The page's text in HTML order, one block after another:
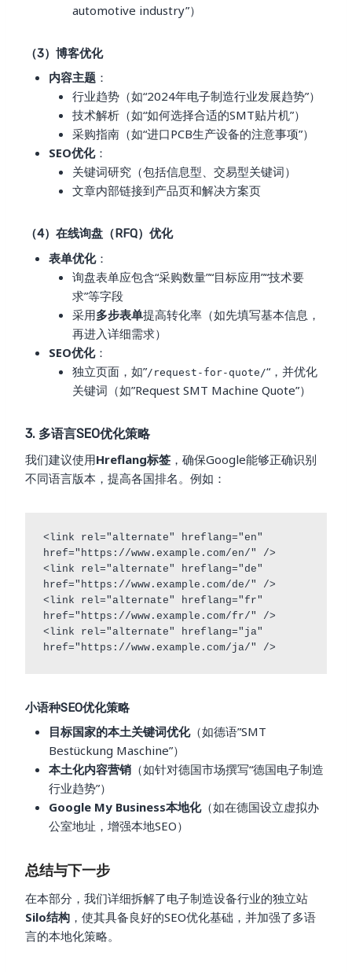
automotive industry”）
（3）博客优化
内容主题 ：
行业趋势（如“2024年电子制造行业发展趋势”）
技术解析（如“如何选择合适的SMT贴片机”）
采购指南（如“进口PCB生产设备的注意事项”）
SEO优化：
关键词研究（包括信息型、交易型关键词）
文章内部链接到产品页和解决方案页
（4）在线询盘（RFQ）优化
表单优化：
询盘表单应包含“采购数量”“目标应用”“技术要
求”等字段
采用多步表单提高转化率（如先填写基本信息，
再进入详细需求）
SEO优化：
独立页面，如”/request-for-quote/“，并优化
关键词（如”Request SMT Machine Quote”）
3. 多语言SEO优化策略
我们建议使用Hreflang标签 ，确保Google能够正确识别
不同语言版本，提高各国排名。例如：
<link rel="alternate" hreflang="en"
href="https://www.example.com/en/" />
<link rel="alternate" hreflang="de"
href="https://www.example.com/de/" />
<link rel="alternate" hreflang="fr"
href="https://www.example.com/fr/" />
<link rel="alternate" hreflang="ja"
小语种SEO优化策略
目标国家的本土关键词优化（如德语”SMT
Bestückung Maschine”）
本土化内容营销 （如针对德国市场撰写“德国电子制造
行业趋势”）
Google My Business本地化（如在德国设立虚拟办
公室地址，增强本地SEO）
总结与下一步
在本部分，我们详细拆解了电子制造设备行业的独立站
Silo结构 ，使其具备良好的SEO优化基础，并加强了多语
言的本地化策略。